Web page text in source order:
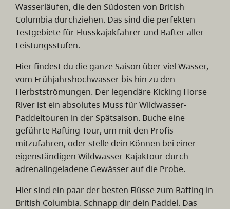
Wasserläufen, die den Südosten von British
Columbia durchziehen. Das sind die perfekten
Testgebiete für Flusskajakfahrer und Rafter aller
Leistungsstufen.
Hier findest du die ganze Saison über viel Wasser,
vom Frühjahrshochwasser bis hin zu den
Herbstströmungen. Der legendäre Kicking Horse
River ist ein absolutes Muss für Wildwasser-
Paddeltouren in der Spätsaison. Buche eine
geführte Rafting-Tour, um mit den Profis
mitzufahren, oder stelle dein Können bei einer
eigenständigen Wildwasser-Kajaktour durch
adrenalingeladene Gewässer auf die Probe.
Hier sind ein paar der besten Flüsse zum Rafting in
British Columbia. Schnapp dir dein Paddel. Das